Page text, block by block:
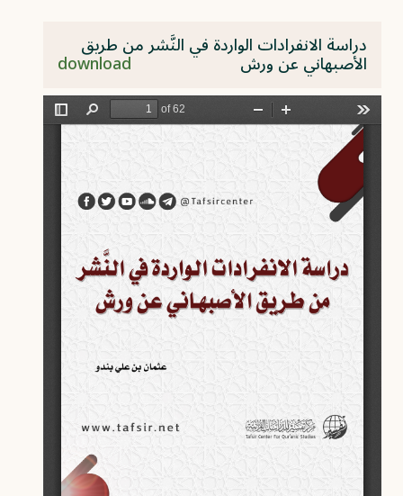
دراسة الانفرادات الواردة في النَّشر من طريق
الأصبهاني عن ورش download